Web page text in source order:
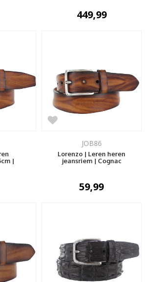
449,99
|
JOB86
Lorenzo | Leren heren
jeansriem | Cognac
59,99